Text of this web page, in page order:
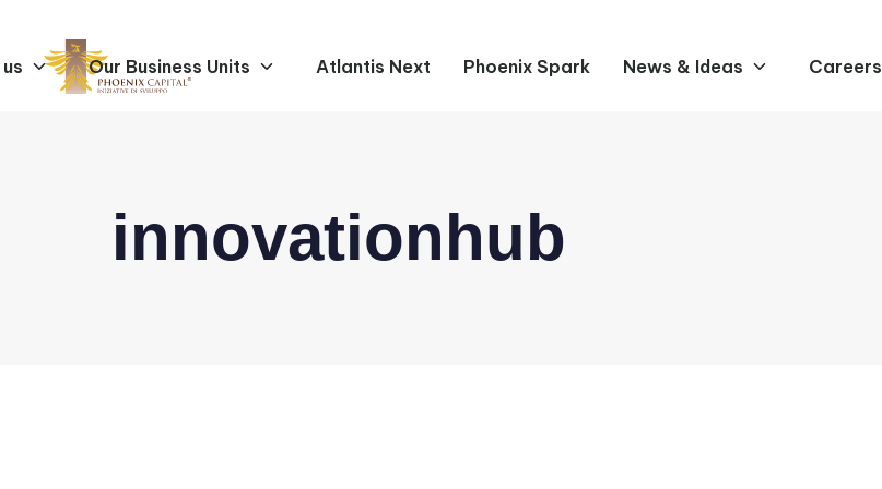
Our Business Units Atlantis Next Phoenix Spark News & Ideas Careers
innovationhub